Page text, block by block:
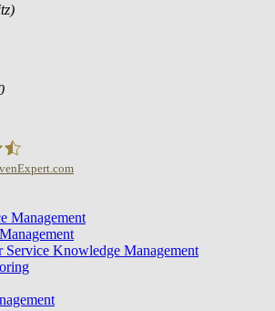
Management
Service Knowledge Management